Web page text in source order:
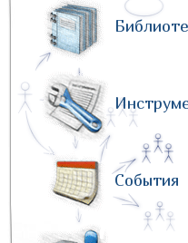
События